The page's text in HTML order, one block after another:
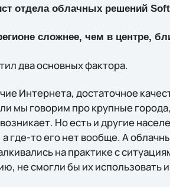
отдела облачных решений
сложнее, чем в центре,
два основных фактора.
Интернета, достаточное
мы говорим про крупные
Но есть и другие
где-то его нет вообще. А
на практике с
не смогли бы их использовать